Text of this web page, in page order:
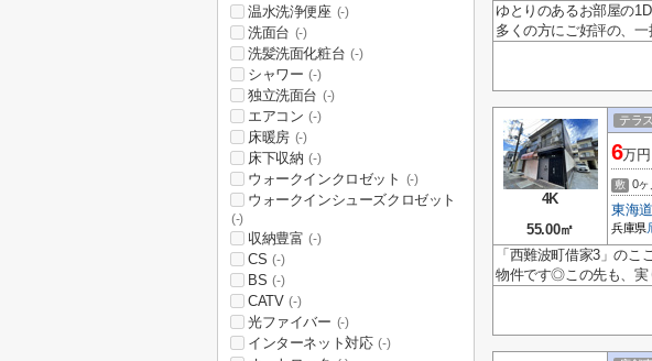
ゆとりのあるお部屋の
多くの方にご好評の、
4K
55.00㎡
テラス
6万円
敷 0ヶ
東海
兵庫県
「西難波町借家3」の
物件です◎この先も、実
温水洗浄便座 (-)
洗面台 (-)
洗髪洗面化粧台 (-)
シャワー (-)
独立洗面台 (-)
エアコン (-)
床暖房 (-)
床下収納 (-)
ウォークインクロゼット (-)
ウォークインシューズクロゼット
(-)
収納豊富 (-)
CS (-)
BS (-)
CATV (-)
光ファイバー (-)
インターネット対応 (-)